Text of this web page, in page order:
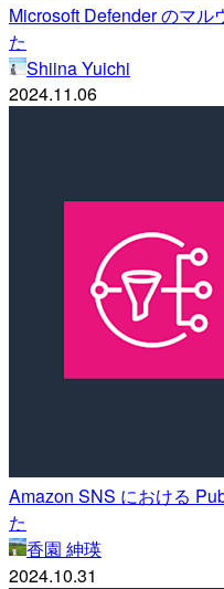
Microsoft Defender のマ
た
Shiina Yuichi
2024.11.06
Amazon SNS における
た
香園 紳瑛
2024.10.31